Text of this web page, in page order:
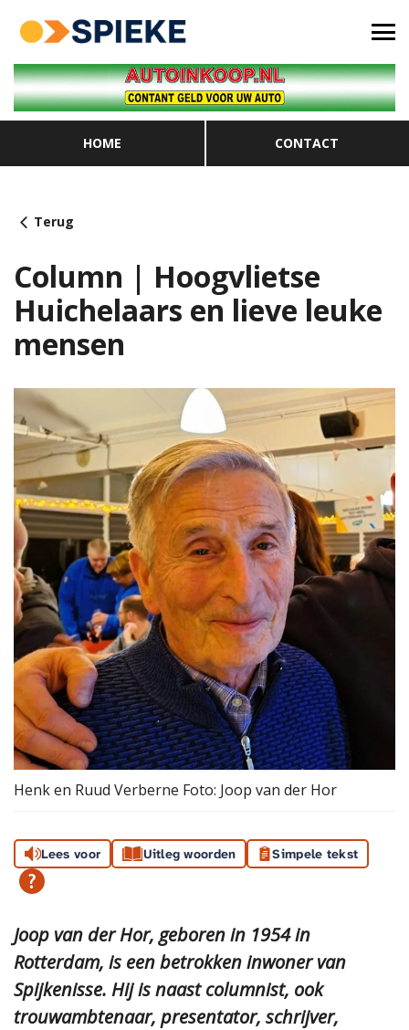
HOME CONTACT
Terug
Column | Hoogvlietse
Huichelaars en lieve leuke
mensen
Henk en Ruud Verberne Foto: Joop van der Hor
Lees voor Uitleg woorden Simpele tekst
Joop van der Hor, geboren in 1954 in
Rotterdam, is een betrokken inwoner van
Spijkenisse. Hij is naast columnist, ook
trouwambtenaar, presentator, schrijver,